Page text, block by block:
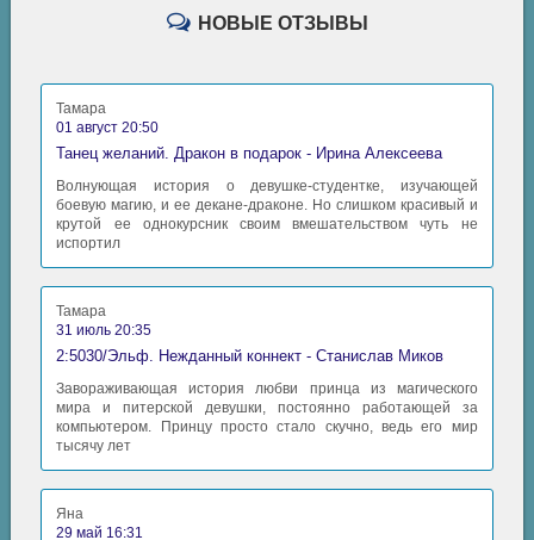
НОВЫЕ ОТЗЫВЫ
Тамара
01 август 20:50
Танец желаний. Дракон в подарок - Ирина Алексеева
Волнующая история о девушке-студентке, изучающей
боевую магию, и ее декане-драконе. Но слишком красивый и
крутой ее однокурсник своим вмешательством чуть не
испортил
Тамара
31 июль 20:35
2:5030/Эльф. Нежданный коннект - Станислав Миков
Завораживающая история любви принца из магического
мира и питерской девушки, постоянно работающей за
компьютером. Принцу просто стало скучно, ведь его мир
тысячу лет
Яна
29 май 16:31